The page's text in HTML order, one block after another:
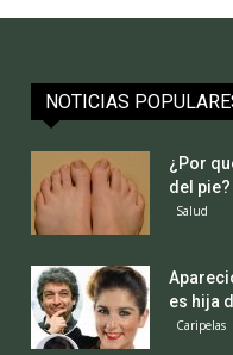
NOTICIAS
¿Por
del pie?
Salud
es hija
Caripelas